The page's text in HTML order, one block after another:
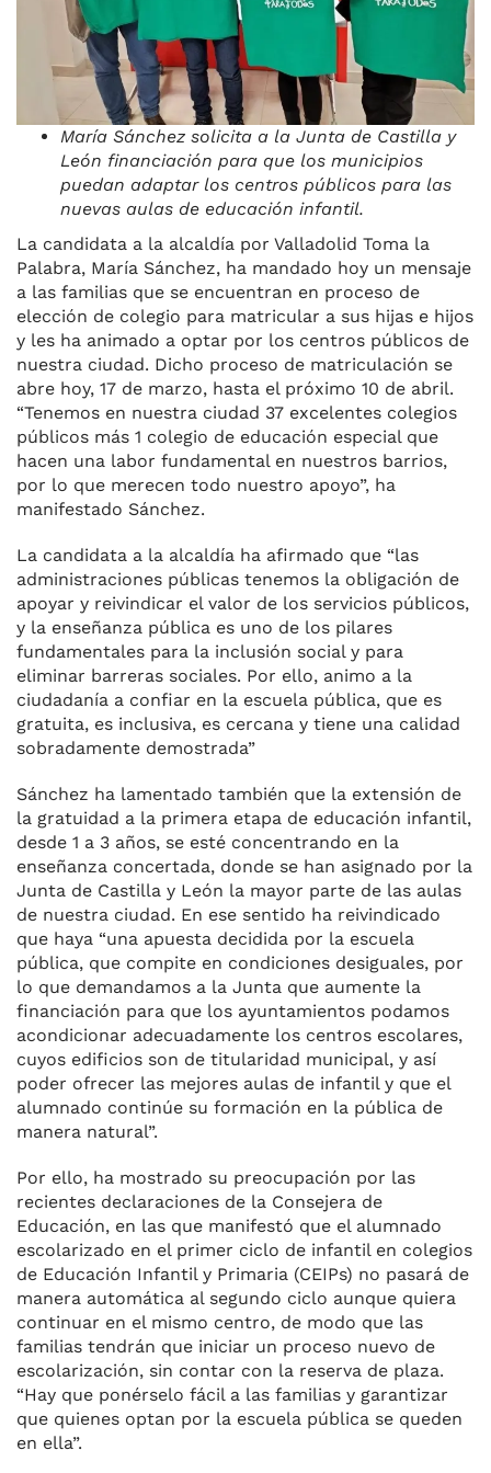
María Sánchez solicita a la Junta de Castilla y
León financiación para que los municipios
puedan adaptar los centros públicos para las
nuevas aulas de educación infantil.
La candidata a la alcaldía por Valladolid Toma la
Palabra, María Sánchez, ha mandado hoy un mensaje
a las familias que se encuentran en proceso de
elección de colegio para matricular a sus hijas e hijos
y les ha animado a optar por los centros públicos de
nuestra ciudad. Dicho proceso de matriculación se
abre hoy, 17 de marzo, hasta el próximo 10 de abril.
“Tenemos en nuestra ciudad 37 excelentes colegios
públicos más 1 colegio de educación especial que
hacen una labor fundamental en nuestros barrios,
por lo que merecen todo nuestro apoyo”, ha
manifestado Sánchez.
La candidata a la alcaldía ha afirmado que “las
administraciones públicas tenemos la obligación de
apoyar y reivindicar el valor de los servicios públicos,
y la enseñanza pública es uno de los pilares
fundamentales para la inclusión social y para
eliminar barreras sociales. Por ello, animo a la
ciudadanía a confiar en la escuela pública, que es
gratuita, es inclusiva, es cercana y tiene una calidad
sobradamente demostrada”
Sánchez ha lamentado también que la extensión de
la gratuidad a la primera etapa de educación infantil,
desde 1 a 3 años, se esté concentrando en la
enseñanza concertada, donde se han asignado por la
Junta de Castilla y León la mayor parte de las aulas
de nuestra ciudad. En ese sentido ha reivindicado
que haya “una apuesta decidida por la escuela
pública, que compite en condiciones desiguales, por
lo que demandamos a la Junta que aumente la
financiación para que los ayuntamientos podamos
acondicionar adecuadamente los centros escolares,
cuyos edificios son de titularidad municipal, y así
poder ofrecer las mejores aulas de infantil y que el
alumnado continúe su formación en la pública de
manera natural”.
Por ello, ha mostrado su preocupación por las
recientes declaraciones de la Consejera de
Educación, en las que manifestó que el alumnado
escolarizado en el primer ciclo de infantil en colegios
de Educación Infantil y Primaria (CEIPs) no pasará de
manera automática al segundo ciclo aunque quiera
continuar en el mismo centro, de modo que las
familias tendrán que iniciar un proceso nuevo de
escolarización, sin contar con la reserva de plaza.
“Hay que ponérselo fácil a las familias y garantizar
que quienes optan por la escuela pública se queden
en ella”.